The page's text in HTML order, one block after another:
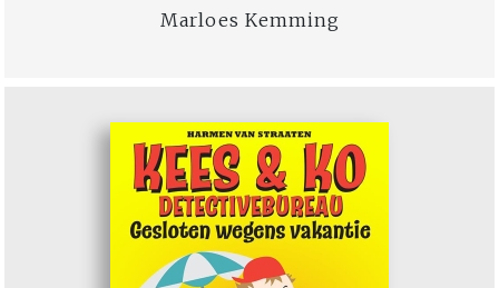
Marloes Kemming